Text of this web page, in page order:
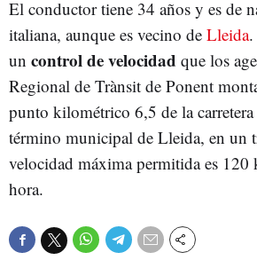
El conductor tiene 34 años y es de
italiana, aunque es vecino de Lleida.
un control de velocidad que los
Regional de Trànsit de Ponent
punto kilométrico 6,5 de la
término municipal de Lleida, en un
velocidad máxima permitida es
hora.